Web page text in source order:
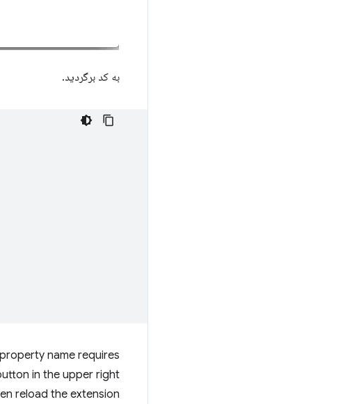
به کد برگردید.
name requires
in the upper right
reload the extension.